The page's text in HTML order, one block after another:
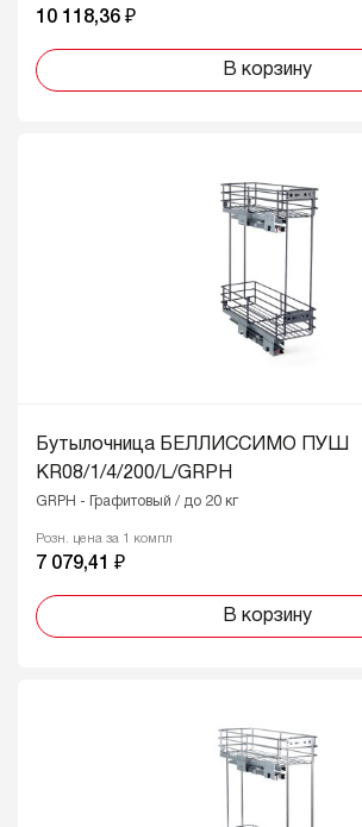
10 118,36 ₽
В корзину
Бутылочница БЕЛЛИССИМО ПУШ
KR08/1/4/200/L/GRPH
GRPH - Графитовый / до 20 кг
Розн. цена за 1 компл
7 079,41 ₽
В корзину